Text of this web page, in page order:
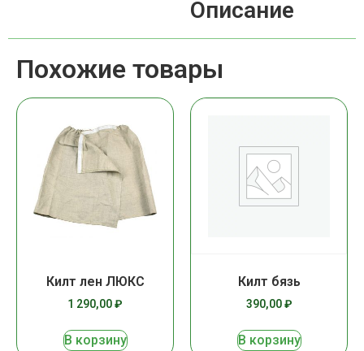
Описание
Похожие товары
Килт лен ЛЮКС
1 290,00₽
В корзину
Килт бязь
390,00₽
В корзину